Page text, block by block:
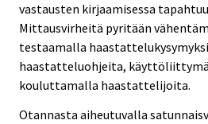
vastausten kirjaamisessa
Mittausvirheitä pyritään
testaamalla
haastatteluohjeita,
kouluttamalla haastattelijoita.
Otannasta aiheutuvalla